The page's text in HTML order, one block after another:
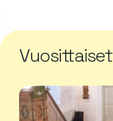
Vuosittaiset